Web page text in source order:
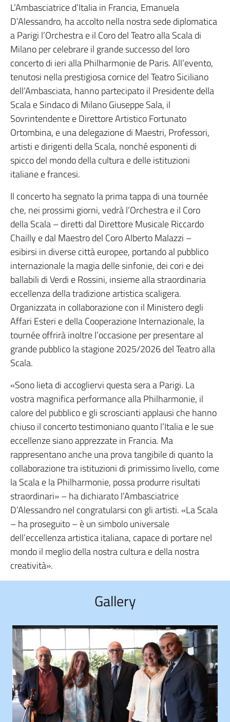
L’Ambasciatrice d’Italia in Francia, Emanuela
D’Alessandro, ha accolto nella nostra sede diplomatica
a Parigi l’Orchestra e il Coro del Teatro alla Scala di
Milano per celebrare il grande successo del loro
concerto di ieri alla Philharmonie de Paris. All’evento,
tenutosi nella prestigiosa cornice del Teatro Siciliano
dell’Ambasciata, hanno partecipato il Presidente della
Scala e Sindaco di Milano Giuseppe Sala, il
Sovrintendente e Direttore Artistico Fortunato
Ortombina, e una delegazione di Maestri, Professori,
artisti e dirigenti della Scala, nonché esponenti di
spicco del mondo della cultura e delle istituzioni
italiane e francesi.
Il concerto ha segnato la prima tappa di una tournée
che, nei prossimi giorni, vedrà l’Orchestra e il Coro
della Scala – diretti dal Direttore Musicale Riccardo
Chailly e dal Maestro del Coro Alberto Malazzi –
esibirsi in diverse città europee, portando al pubblico
internazionale la magia delle sinfonie, dei cori e dei
ballabili di Verdi e Rossini, insieme alla straordinaria
eccellenza della tradizione artistica scaligera.
Organizzata in collaborazione con il Ministero degli
Affari Esteri e della Cooperazione Internazionale, la
tournée offrirà inoltre l’occasione per presentare al
grande pubblico la stagione 2025/2026 del Teatro alla
Scala.
«Sono lieta di accogliervi questa sera a Parigi. La
vostra magnifica performance alla Philharmonie, il
calore del pubblico e gli scroscianti applausi che hanno
chiuso il concerto testimoniano quanto l’Italia e le sue
eccellenze siano apprezzate in Francia. Ma
rappresentano anche una prova tangibile di quanto la
collaborazione tra istituzioni di primissimo livello, come
la Scala e la Philharmonie, possa produrre risultati
straordinari» – ha dichiarato l’Ambasciatrice
D’Alessandro nel congratularsi con gli artisti. «La Scala
– ha proseguito – è un simbolo universale
dell’eccellenza artistica italiana, capace di portare nel
mondo il meglio della nostra cultura e della nostra
creatività».
Gallery